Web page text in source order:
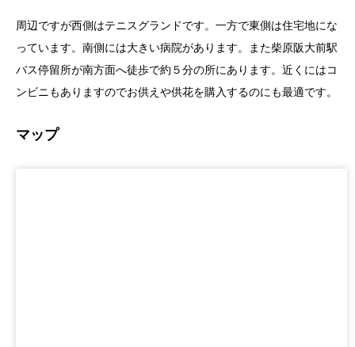
周辺ですが西側はテニスグランドです。一方で東側は住宅地にな
っています。南側には大きい病院があります。また柴原阪大前駅
バス停留所が南方面へ徒歩で約５分の所にあります。近くにはコ
ンビニもありますのでお供えや供花を購入するのにも最適です。
マップ